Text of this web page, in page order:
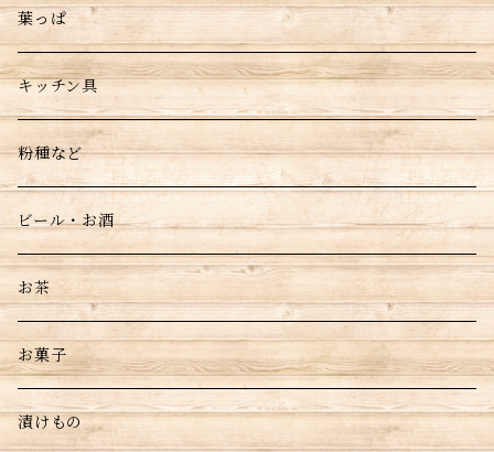
葉っぱ
キッチン具
粉種など
ビール・お酒
お茶
お菓子
漬けもの